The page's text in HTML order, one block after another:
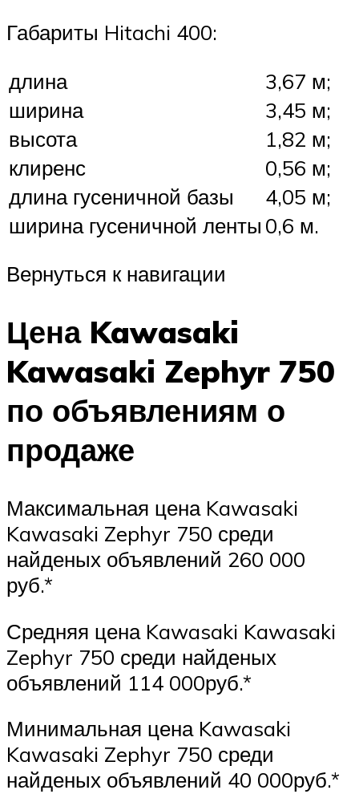
Габариты Hitachi 400:
длина
3,67 м;
ширина
3,45 м;
высота
1,82 м;
клиренс
0,56 м;
длина гусеничной базы
4,05 м;
ширина гусеничной ленты 0,6 м.
Вернуться к навигации
Цена Kawasaki
Kawasaki Zephyr 750
по объявлениям о
продаже
Максимальная цена Kawasaki
Kawasaki Zephyr 750 среди
найденых объявлений 260 000
руб.*
Средняя цена Kawasaki Kawasaki
Zephyr 750 среди найденых
объявлений 114 000руб.*
Минимальная цена Kawasaki
Kawasaki Zephyr 750 среди
найденых объявлений 40 000руб.*